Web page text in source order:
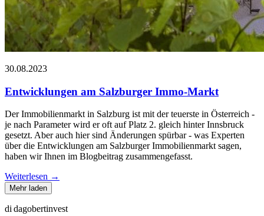
30.08.2023
Entwicklungen am Salzburger Immo-Markt
Der Immobilienmarkt in Salzburg ist mit der teuerste in Österreich -
je nach Parameter wird er oft auf Platz 2. gleich hinter Innsbruck
gesetzt. Aber auch hier sind Änderungen spürbar - was Experten
über die Entwicklungen am Salzburger Immobilienmarkt sagen,
haben wir Ihnen im Blogbeitrag zusammengefasst.
Weiterlesen →
Mehr laden
di dagobertinvest